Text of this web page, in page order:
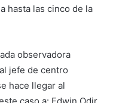
hasta las cinco de la
observadora
jefe de centro
hace llegar al